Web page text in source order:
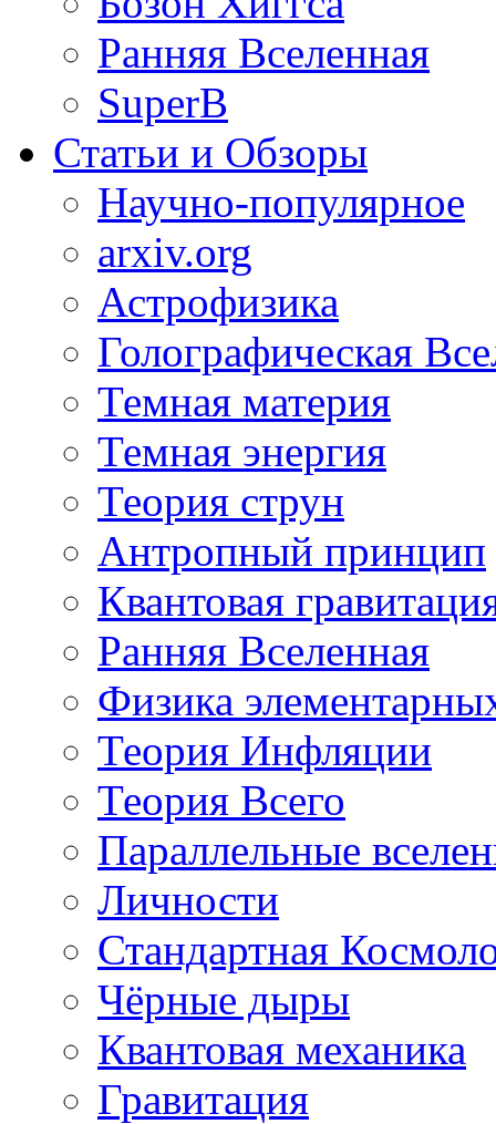
Ранняя Вселенная
SuperB
Статьи и Обзоры
Научно-популярное
arxiv.org
Астрофизика
Голографическая
Темная материя
Темная энергия
Теория струн
Антропный принцип
Квантовая
Ранняя Вселенная
Физика
Теория Инфляции
Теория Всего
Параллельные
Личности
Стандартная
Чёрные дыры
Квантовая механика
Гравитация